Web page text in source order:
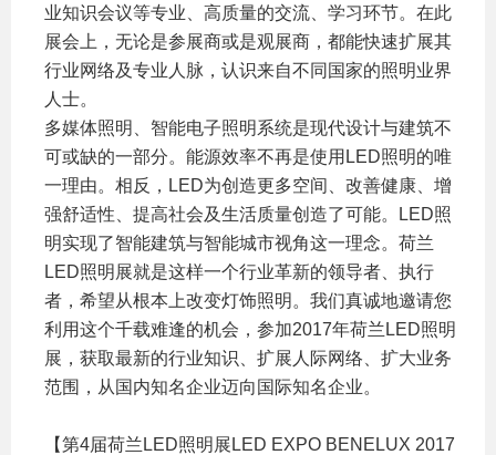
业知识会议等专业、高质量的交流、学习环节。在此
展会上，无论是参展商或是观展商，都能快速扩展其
行业网络及专业人脉，认识来自不同国家的照明业界
人士。
多媒体照明、智能电子照明系统是现代设计与建筑不
可或缺的一部分。能源效率不再是使用LED照明的唯
一理由。相反，LED为创造更多空间、改善健康、增
强舒适性、提高社会及生活质量创造了可能。LED照
明实现了智能建筑与智能城市视角这一理念。荷兰
LED照明展就是这样一个行业革新的领导者、执行
者，希望从根本上改变灯饰照明。我们真诚地邀请您
利用这个千载难逢的机会，参加2017年荷兰LED照明
展，获取最新的行业知识、扩展人际网络、扩大业务
范围，从国内知名企业迈向国际知名企业。
【第4届荷兰LED照明展LED EXPO BENELUX 2017